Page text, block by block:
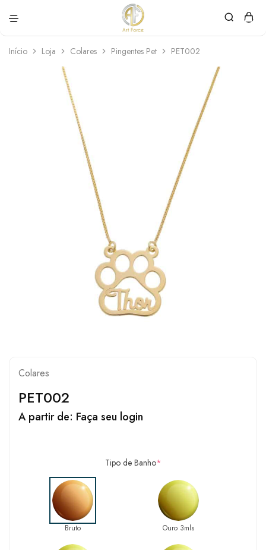
Force
personalizadas
Início Loja Colares Pingentes Pet PET002
Colares
PET002
A partir de: Faça seu login
Tipo de Banho*
Bruto Ouro 3mls